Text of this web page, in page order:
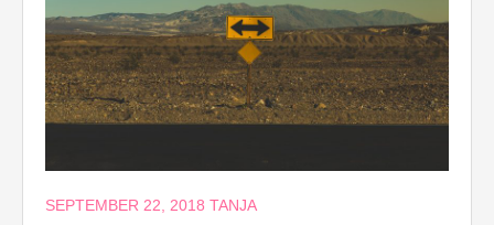
SEPTEMBER 22, 2018 TANJA